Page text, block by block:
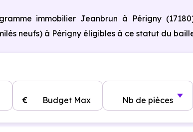
immobilier Jeanbrun à Périgny
neufs) à Périgny éligibles à ce statut du
Budget Max
€ Nb de pièces